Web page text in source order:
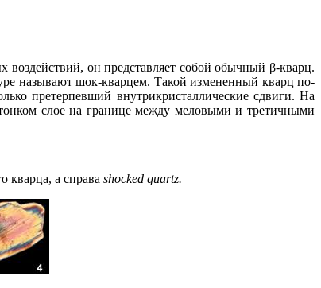
он представляет собой обычный β-кварц.
называют шок-кварцем. Такой измененный кварц по-
претерпевший внутрикристаллические сдвиги. На
слое на границе между меловыми и третичными
кварца, а справа shocked quartz.